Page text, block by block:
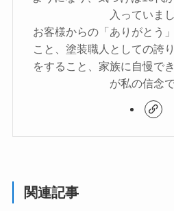
入っていまし
お客様からの「ありがとう
こと、塗装職人としての誇
をすること、家族に自慢で
が私の信念で
関連記事